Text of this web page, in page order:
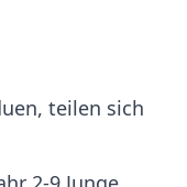
teilen sich